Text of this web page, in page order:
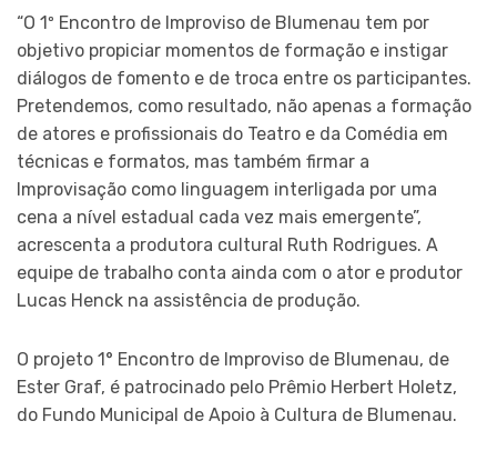
“O 1º Encontro de Improviso de Blumenau tem por
objetivo propiciar momentos de formação e instigar
diálogos de fomento e de troca entre os participantes.
Pretendemos, como resultado, não apenas a formação
de atores e profissionais do Teatro e da Comédia em
técnicas e formatos, mas também firmar a
Improvisação como linguagem interligada por uma
cena a nível estadual cada vez mais emergente”,
acrescenta a produtora cultural Ruth Rodrigues. A
equipe de trabalho conta ainda com o ator e produtor
Lucas Henck na assistência de produção.
O projeto 1° Encontro de Improviso de Blumenau, de
Ester Graf, é patrocinado pelo Prêmio Herbert Holetz,
do Fundo Municipal de Apoio à Cultura de Blumenau.